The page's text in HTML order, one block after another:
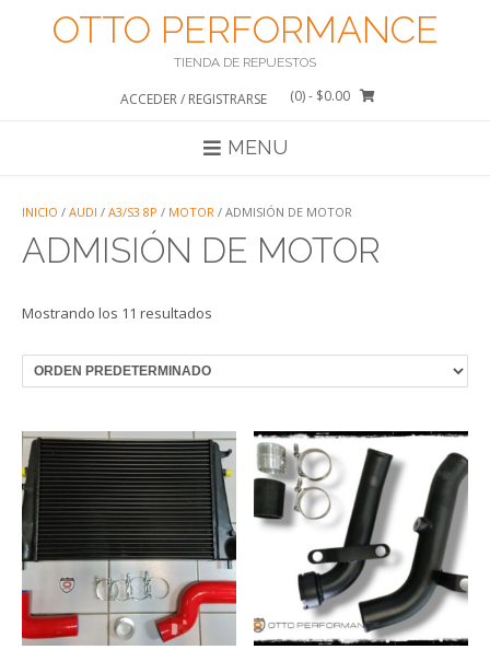
OTTO PERFORMANCE
TIENDA DE REPUESTOS
ACCEDER / REGISTRARSE (0)- $0.00
MENU
INICIO / AUDI / A3/S3 8P / MOTOR / ADMISIÓN DE MOTOR
ADMISIÓN DE MOTOR
Mostrando los 11 resultados